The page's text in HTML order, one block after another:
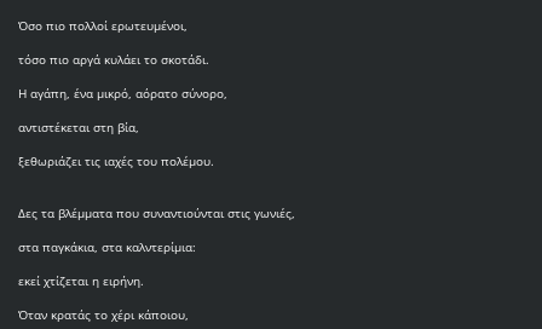
Όσο πιο πολλοί ερωτευμένοι,
τόσο πιο αργά κυλάει το σκοτάδι.
Η αγάπη, ένα μικρό, αόρατο σύνορο,
αντιστέκεται στη βία,
ξεθωριάζει τις ιαχές του πολέμου.
Δες τα βλέμματα που συναντιούνται στις γωνιές,
στα παγκάκια, στα καλντερίμια:
εκεί χτίζεται η ειρήνη.
Όταν κρατάς το χέρι κάποιου,